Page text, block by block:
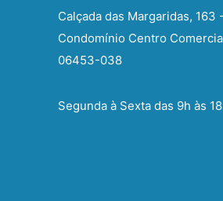
Calçada das Margaridas, 163
Condomínio Centro
06453-038
Segunda à Sexta das 9h às